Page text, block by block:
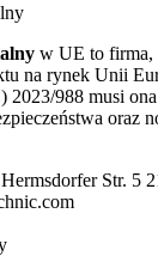
w UE to firma,
na rynek Unii
2023/988 musi
oraz
Str. 5